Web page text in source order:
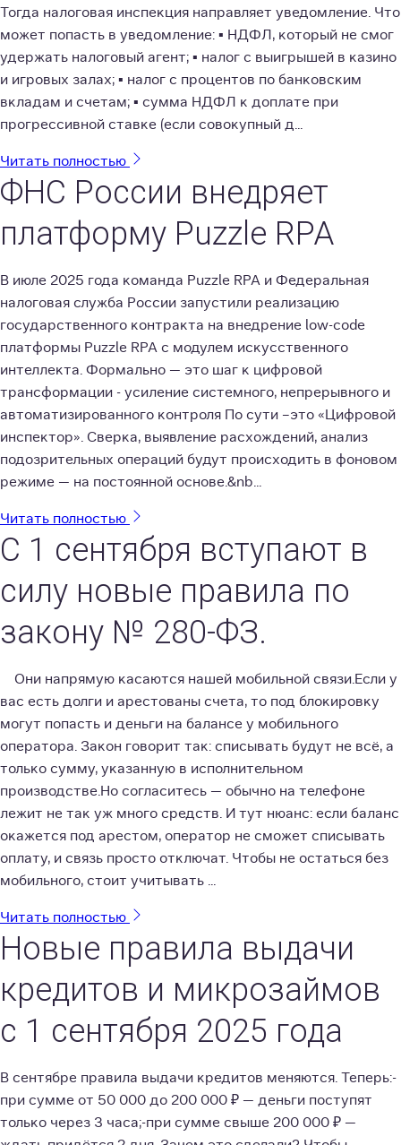
Тогда налоговая инспекция направляет уведомление. Что
может попасть в уведомление: ▪️ НДФЛ, который не смог
удержать налоговый агент; ▪️ налог с выигрышей в казино
и игровых залах; ▪️ налог с процентов по банковским
вкладам и счетам; ▪️ сумма НДФЛ к доплате при
прогрессивной ставке (если совокупный д...
Читать полностью
ФНС России внедряет
платформу Puzzle RPA
В июле 2025 года команда Puzzle RPA и Федеральная
налоговая служба России запустили реализацию
государственного контракта на внедрение low-code
платформы Puzzle RPA с модулем искусственного
интеллекта. Формально — это шаг к цифровой
трансформации - усиление системного, непрерывного и
автоматизированного контроля По сути –это «Цифровой
инспектор». Сверка, выявление расхождений, анализ
подозрительных операций будут происходить в фоновом
режиме — на постоянной основе.&nb...
Читать полностью
С 1 сентября вступают в
силу новые правила по
закону № 280-ФЗ.
Они напрямую касаются нашей мобильной связи.Если у
вас есть долги и арестованы счета, то под блокировку
могут попасть и деньги на балансе у мобильного
оператора. Закон говорит так: списывать будут не всё, а
только сумму, указанную в исполнительном
производстве.Но согласитесь — обычно на телефоне
лежит не так уж много средств. И тут нюанс: если баланс
окажется под арестом, оператор не сможет списывать
оплату, и связь просто отключат. Чтобы не остаться без
мобильного, стоит учитывать ...
Читать полностью
Новые правила выдачи
кредитов и микрозаймов
с 1 сентября 2025 года
В сентябре правила выдачи кредитов меняются. Теперь:-
при сумме от 50 000 до 200 000 ₽ — деньги поступят
только через 3 часа;-при сумме свыше 200 000 ₽ —